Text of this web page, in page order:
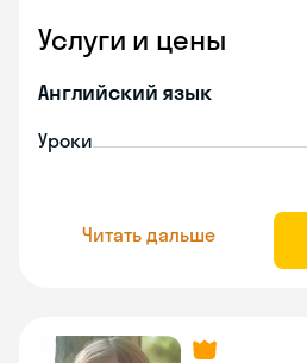
Услуги и цены
Английский язык
Уроки
Читать дальше